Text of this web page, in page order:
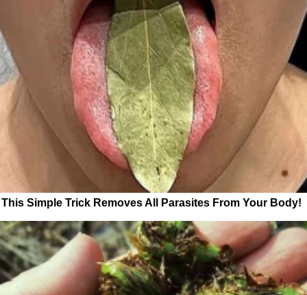
This Simple Trick Removes All Parasites From Your Body!